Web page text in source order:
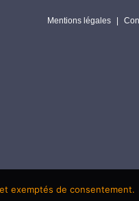
Mentions légales
exemptés de consentement.